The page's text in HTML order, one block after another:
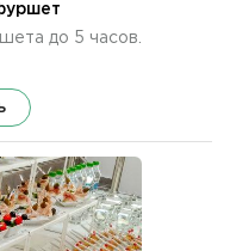
до 5 часов.